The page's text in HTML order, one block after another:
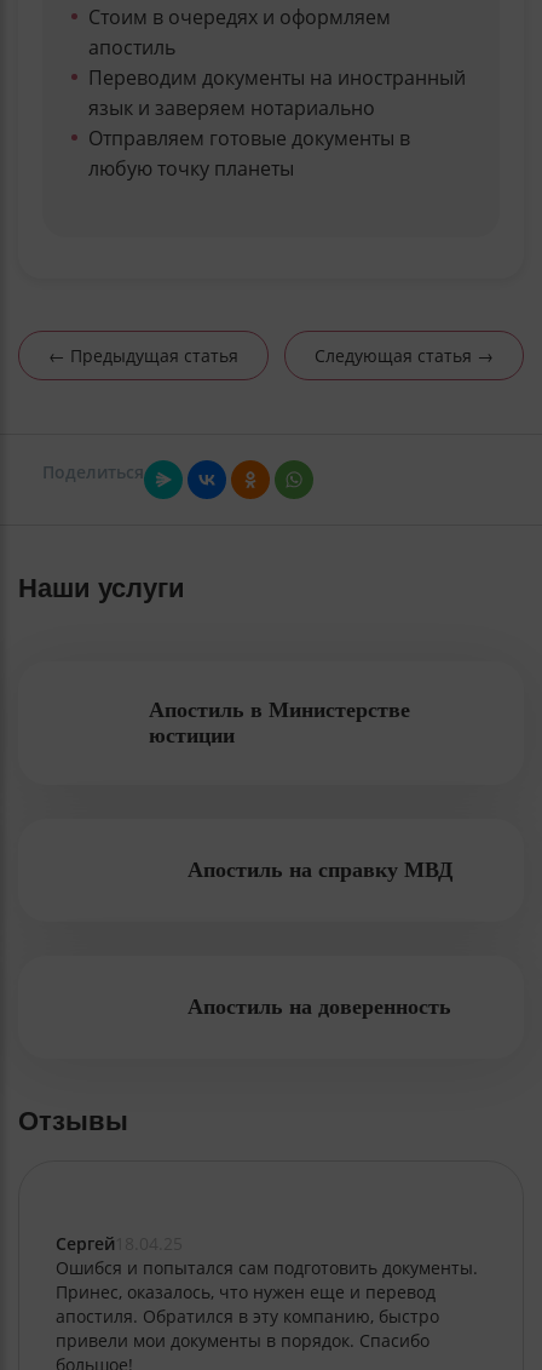
Стоим в очередях и оформляем
апостиль
Переводим документы на иностранный
язык и заверяем нотариально
Отправляем готовые документы в
любую точку планеты
← Предыдущая статья Следующая статья →
Поделиться
Наши услуги
Апостиль в Министерстве
юстиции
Апостиль на справку МВД
Апостиль на доверенность
Отзывы
Сергей
Ошибся и попытался сам подготовить документы.
Принес, оказалось, что нужен еще и перевод
апостиля. Обратился в эту компанию, быстро
привели мои документы в порядок. Спасибо
большое!